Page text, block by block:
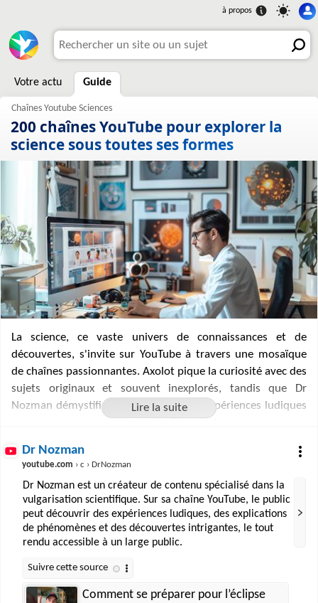
Votre actu Guide
200 chaînes YouTube pour explorer la
science sous toutes ses formes
La science, ce vaste univers de connaissances et de
découvertes, s'invite sur YouTube à travers une mosaïque
de chaînes passionnantes. Axolot pique la curiosité avec des
sujets originaux et souvent inexplorés, tandis que Dr
Nozman démystifie la science par des expériences ludiques
"C'est pas sorcier", continue d'éveiller les esprits avec des
sciences du langage, et Kurzgesagt condense des concepts
complexes en capsules concises. Le Réveilleur alerte sur les
enjeux environnementaux, e-Penser décode la physique, et
Fouloscopie décrypte les comportements humains. Science
accessible, tandis que Balade Mentale invite à une réflexion
scientifique élargie. Ces chaînes forment un écosystème
Dr Nozman
youtube.com › c › DrNozman
Dr Nozman est un créateur de contenu spécialisé dans la
vulgarisation scientifique. Sur sa chaîne YouTube, le public
peut découvrir des expériences ludiques, des explications
de phénomènes et des découvertes intrigantes, le tout
rendu accessible à un large public.
Comment se préparer pour l’éclipse